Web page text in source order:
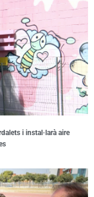
i instal·larà aire